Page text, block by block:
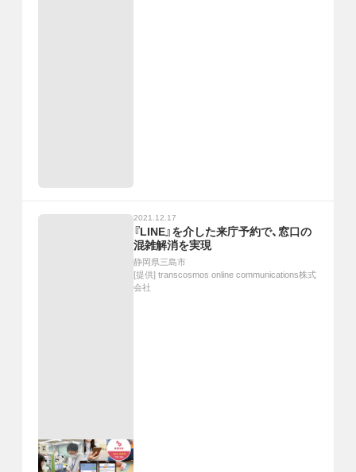
2021.12.17
『LINE』を介した来庁予約で、窓口の
混雑解消を実現
静岡県三島市
[提供] transcosmos online communications株式
会社